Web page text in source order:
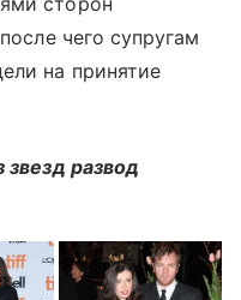
чего супругам
на принятие
звезд развод